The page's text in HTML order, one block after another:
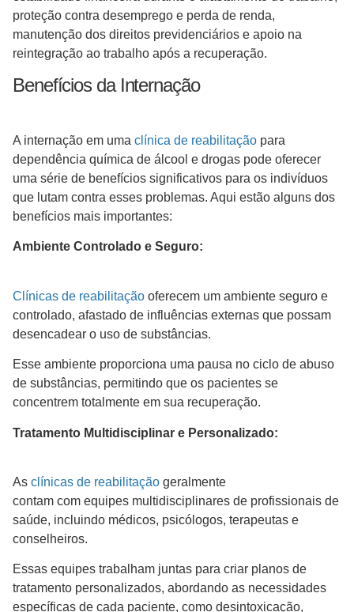
proteção contra desemprego e perda de renda,
manutenção dos direitos previdenciários e apoio na
reintegração ao trabalho após a recuperação.
Benefícios da Internação
A internação em uma clínica de reabilitação para
dependência química de álcool e drogas pode oferecer
uma série de benefícios significativos para os indivíduos
que lutam contra esses problemas. Aqui estão alguns dos
benefícios mais importantes:
Ambiente Controlado e Seguro:
Clínicas de reabilitação oferecem um ambiente seguro e
controlado, afastado de influências externas que possam
desencadear o uso de substâncias.
Esse ambiente proporciona uma pausa no ciclo de abuso
de substâncias, permitindo que os pacientes se
concentrem totalmente em sua recuperação.
Tratamento Multidisciplinar e Personalizado:
As clínicas de reabilitação geralmente
contam com equipes multidisciplinares de profissionais de
saúde, incluindo médicos, psicólogos, terapeutas e
conselheiros.
Essas equipes trabalham juntas para criar planos de
tratamento personalizados, abordando as necessidades
específicas de cada paciente, como desintoxicação,